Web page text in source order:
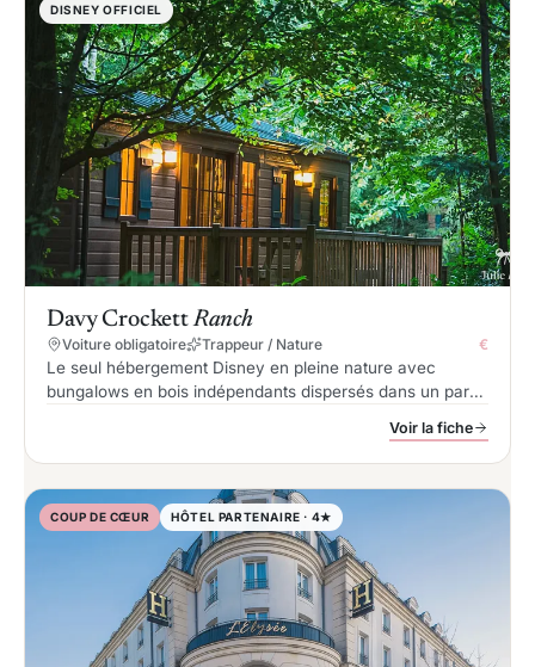
DISNEY OFFICIEL
Davy CrockettRanch
Voiture obligatoire Trappeur / Nature €
Le seul hébergement Disney en pleine nature avec
bungalows en bois indépendants dispersés dans un parc
privée et piscine intérieure à toboggan, à 15 minutes en
voiture des parcs.
Voir la fiche
COUP DE CŒUR HÔTEL PARTENAIRE · 4★